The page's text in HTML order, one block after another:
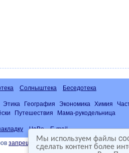
Мы используем файлы
сделать контент более
Солныштека Беседотека
Этика География Экономика Химия
Путешествия Мама-рукодельница
ЧаВо
E-mail
запрещена